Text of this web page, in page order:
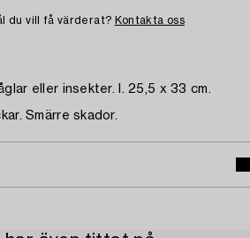
du vill få värderat? Kontakta oss
eller insekter. I. 25,5 x 33 cm.
Smärre skador.